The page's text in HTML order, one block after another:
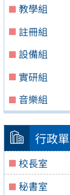
教學組
註冊組
設備組
實研組
音樂組
行政
校長室
秘書室